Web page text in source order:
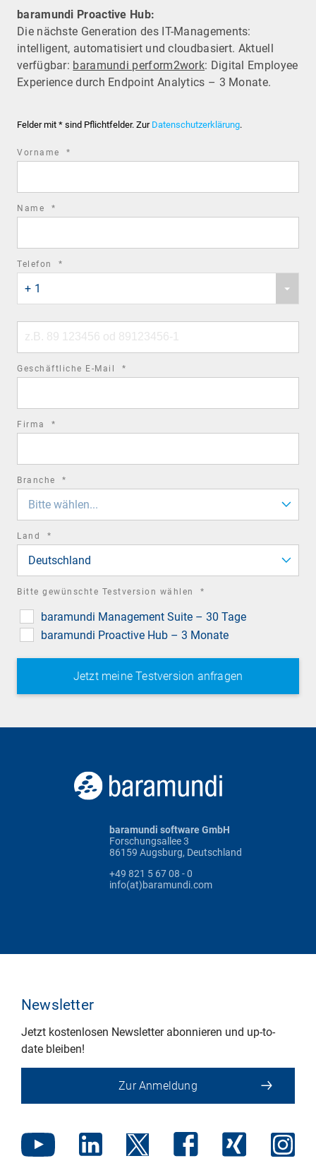
baramundi Proactive Hub:
Die nächste Generation des IT-Managements:
intelligent, automatisiert und cloudbasiert. Aktuell
verfügbar: baramundi perform2work: Digital Employee
Experience durch Endpoint Analytics – 3 Monate.
Felder mit * sind Pflichtfelder. Zur Datenschutzerklärung.
Vorname *
Name *
Telefon *
country
code
+ 1
number
Geschäftliche E-Mail *
Firma *
Branche *
Bitte wählen...
Land *
Deutschland
Bitte gewünschte Testversion wählen *
baramundi Management Suite – 30 Tage
baramundi Proactive Hub – 3 Monate
baramundi software GmbH
Forschungsallee 3
86159 Augsburg, Deutschland
+49 821 5 67 08 - 0
info(at)baramundi.com
Newsletter
Jetzt kostenlosen Newsletter abonnieren und up-to-
date bleiben!
Zur Anmeldung